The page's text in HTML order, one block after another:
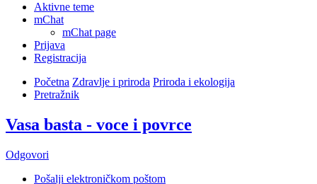
Aktivne teme
mChat
mChat page
Prijava
Registracija
Početna Zdravlje i priroda Priroda i ekologija
Pretražnik
Vasa basta - voce i povrce
Odgovori
Pošalji elektroničkom poštom